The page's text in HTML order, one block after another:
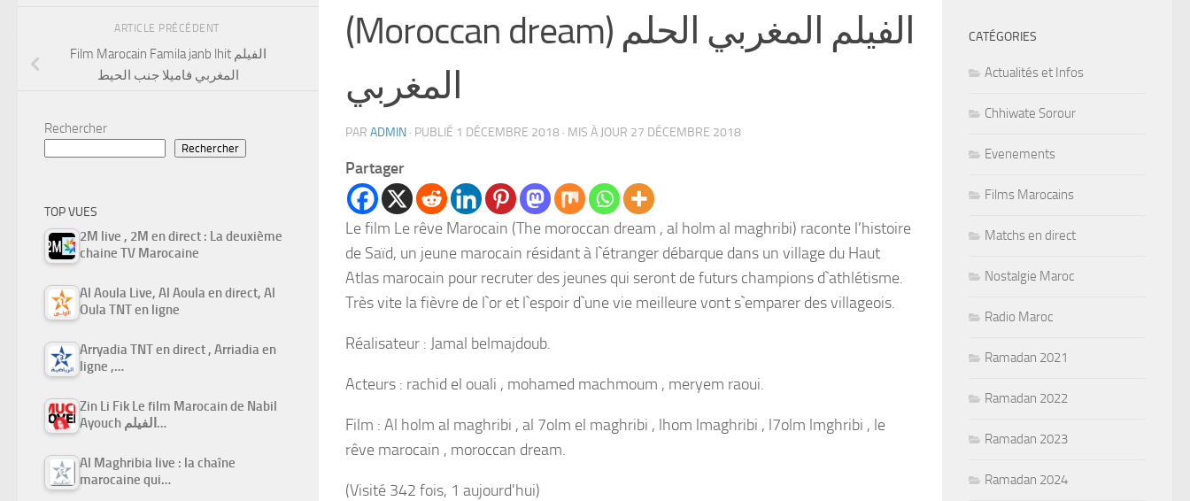
(Moroccan dream) الفيلم المغربي الحلم
المغربي
PAR ADMIN · PUBLIÉ 1 DÉCEMBRE 2018 · MIS À JOUR 27 DÉCEMBRE 2018
Partager
Le film Le rêve Marocain (The moroccan dream , al holm al maghribi) raconte l’histoire
de Saïd, un jeune marocain résidant à l`étranger débarque dans un village du Haut
Atlas marocain pour recruter des jeunes qui seront de futurs champions d`athlétisme.
Très vite la fièvre de l`or et l`espoir d`une vie meilleure vont s`emparer des villageois.
Réalisateur : Jamal belmajdoub.
Acteurs : rachid el ouali , mohamed machmoum , meryem raoui.
Film : Al holm al maghribi , al 7olm el maghribi , lhom lmaghribi , l7olm lmghribi , le
rêve marocain , moroccan dream.
(Visité 342 fois, 1 aujourd'hui)
ARTICLE PRÉCÉDENT
Film Marocain Famila janb lhit الفيلم
المغربي فاميلا جنب الحيط
Rechercher
Rechercher
TOP VUES
2M live , 2M en direct : La deuxième
chaine TV Marocaine
Al Aoula Live, Al Aoula en direct, Al
Oula TNT en ligne
Arryadia TNT en direct , Arriadia en
ligne ,…
Zin Li Fik Le film Marocain de Nabil
Ayouch الفيلم…
Al Maghribia live : la chaîne
marocaine qui…
CATÉGORIES
Actualités et Infos
Chhiwate Sorour
Evenements
Films Marocains
Matchs en direct
Nostalgie Maroc
Radio Maroc
Ramadan 2021
Ramadan 2022
Ramadan 2023
Ramadan 2024